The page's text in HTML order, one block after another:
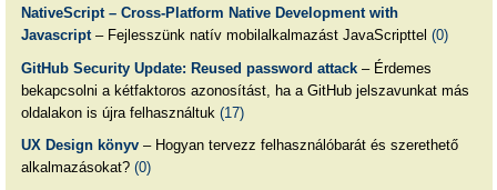
NativeScript – Cross-Platform Native Development with
Javascript– Fejlesszünk natív mobilalkalmazást JavaScripttel (0)
GitHub Security Update: Reused password attack– Érdemes
bekapcsolni a kétfaktoros azonosítást, ha a GitHub jelszavunkat más
oldalakon is újra felhasználtuk (17)
UX Design könyv– Hogyan tervezz felhasználóbarát és szerethető
alkalmazásokat? (0)